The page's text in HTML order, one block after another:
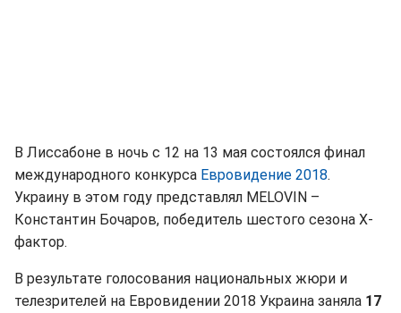
В Лиссабоне в ночь с 12 на 13 мая состоялся финал
международного конкурса Евровидение 2018.
Украину в этом году представлял MELOVIN –
Константин Бочаров, победитель шестого сезона Х-
фактор.
В результате голосования национальных жюри и
телезрителей на Евровидении 2018 Украина заняла 17